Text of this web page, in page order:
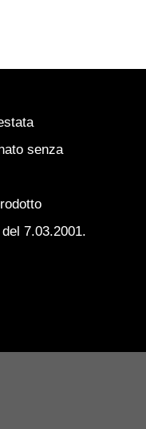
senza
7.03.2001.